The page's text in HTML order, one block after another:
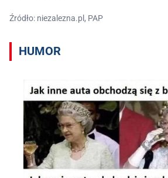
Źródło: niezalezna.pl, PAP
HUMOR